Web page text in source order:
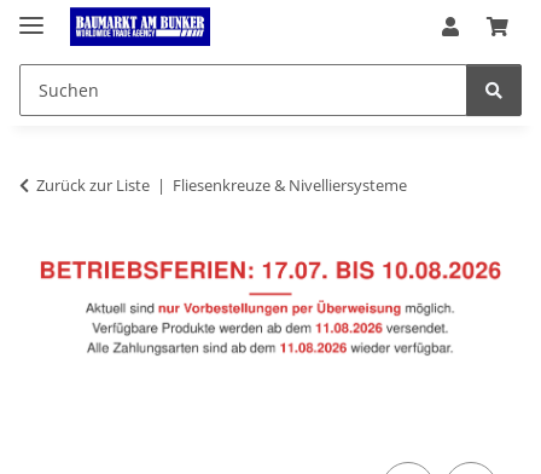
Zurück zur Liste Fliesenkreuze & Nivelliersysteme